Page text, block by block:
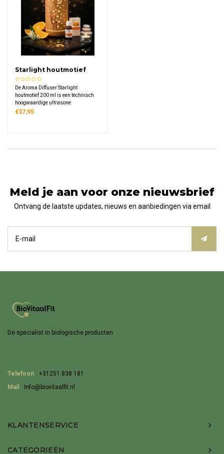
Starlight houtmotief
200 ml
De Aroma Diffuser Starlight
houtmotief 200 ml is een technisch
hoogwaardige ultrasone
aromaverstuiver met sfeervol LED-
€37,95
Meld je aan voor onze nieuwsbrief
Ontvang de laatste updates, nieuws en aanbiedingen via email
De specialist in biologische producten
Telefoon
+31251 838 181
Mail
Info@biovitaalfit.nl
KLANTENSERVICE
CATEGORIEËN